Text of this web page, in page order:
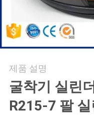
맵
POLICY
제품 설명
굴착기 실린
R215-7 팔 실